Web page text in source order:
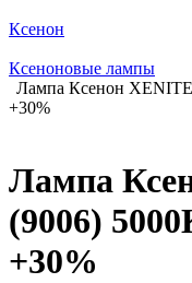
Ксенон
Ксеноновые лампы
Лампа Ксенон
+30%
Лампа
(9006)
+30%